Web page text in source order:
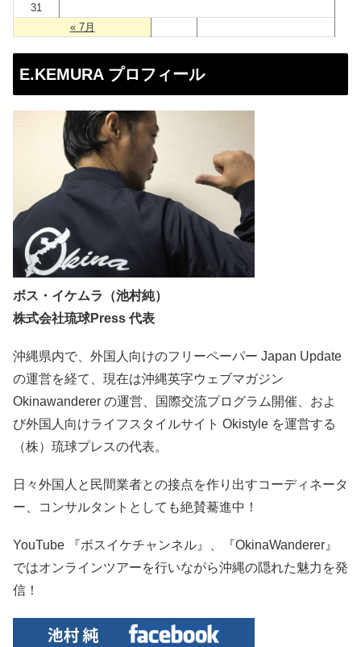
« 7月
31
E.KEMURA プロフィール
ボス・イケムラ（池村純）
株式会社琉球Press 代表
沖縄県内で、外国人向けのフリーペーパー Japan Update
の運営を経て、現在は沖縄英字ウェブマガジン
Okinawanderer の運営、国際交流プログラム開催、およ
び外国人向けライフスタイルサイト Okistyle を運営する
（株）琉球プレスの代表。
日々外国人と民間業者との接点を作り出すコーディネータ
ー、コンサルタントとしても絶賛驀進中！
YouTube 『ボスイケチャンネル』、『OkinaWanderer』
ではオンラインツアーを行いながら沖縄の隠れた魅力を発
信！